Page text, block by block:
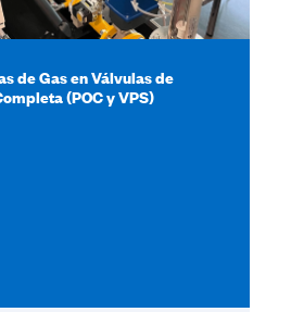
de Gas en Válvulas de
(POC y VPS)